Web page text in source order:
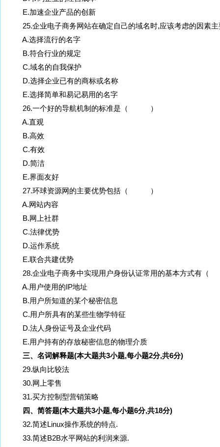
E.加速企业产品的创新
25.企业电子商务网站在确定自己的域名时,应该考虑的
A.选择流行的名字
B.符合行业的规定
C.域名的自我保护
D.选择企业已有的商标或名称
E.选择简单和易记易用的名字
26.一个好的导航机制的标准是（ ）
A.直观
B.高效
C.有效
D.简洁
E.界面友好
27.环球资源网的主要优势包括（ ）
A.网站内容
B.网上社群
C.法律优势
D.运作系统
E.联合共建优势
28.企业电子商务中实现用户身份认证常用的基本方式
A.用户使用的IP地址
B.用户所知道的某个秘密信息
C.用户所具有的某些生物学特征
D.法人身份证号及企业代码
E.用户持有的存放秘密信息的物理介质
三、名词解释题(本大题共3小题,每小题2分,共6分)
29.纵向比较法
30.网上零售
31.买方控制型营销策略
四、简答题(本大题共3小题,每小题6分,共18分)
32.简述Linux操作系统的特点.
33.简述B2B水平网站的利润来源.